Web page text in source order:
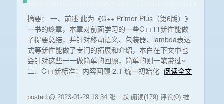
摘要： 一、前述 此为《C++ Primer Plus（第6版）》
一书的终章，本章对前面学习的一些C++11新性能做
了提要总结，并针对移动语义、包装器、lambda表达
式等新性能做了专门的拓展和介绍，本白在下文中也
会针对这些一一做简单的回顾，简单的则一笔带过~
二、C++新标准：内容回顾 2.1 统一初始化 阅读全文
posted @ 2023-01-29 18:34 张一默 阅读(179) 评论(0) 推